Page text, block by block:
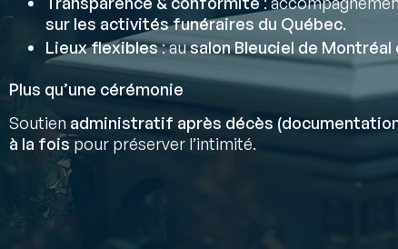
sur les activités funéraires du Québec.
Lieux flexibles: ausalon Bleuciel de Montréal
Plus qu’une cérémonie
Soutien administratif après décès
à la fois pour préserver l’intimité.